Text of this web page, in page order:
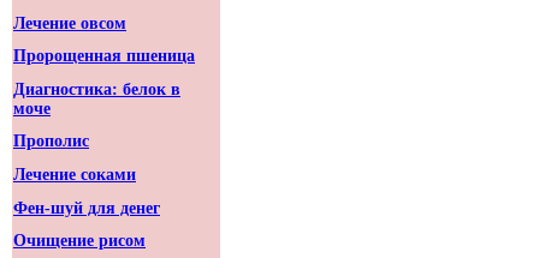
Лечение овсом
Пророщенная пшеница
Диагностика: белок в
моче
Прополис
Лечение соками
Фен-шуй для денег
Очищение рисом